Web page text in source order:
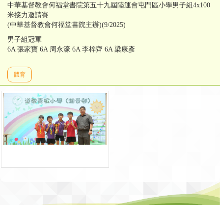
中華基督教會何福堂書院第五十九屆陸運會屯門區小學男子組4x100
米接力邀請賽
(中華基督教會何福堂書院主辦)(9/2025)
男子組冠軍
6A 張家寶 6A 周永濠 6A 李梓齊 6A 梁康彥
體育